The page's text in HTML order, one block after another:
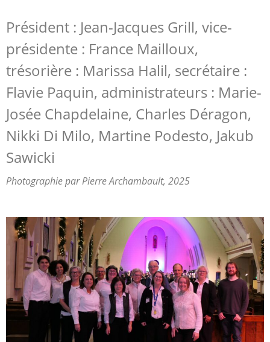
Président : Jean-Jacques Grill, vice-
présidente : France Mailloux,
trésorière : Marissa Halil, secrétaire :
Flavie Paquin, administrateurs : Marie-
Josée Chapdelaine, Charles Déragon,
Nikki Di Milo, Martine Podesto, Jakub
Sawicki
Photographie par Pierre Archambault, 2025